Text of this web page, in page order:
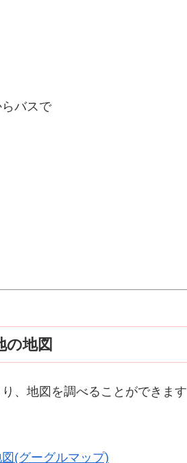
バスで
の地図
、地図を調べることができます
(グーグルマップ)